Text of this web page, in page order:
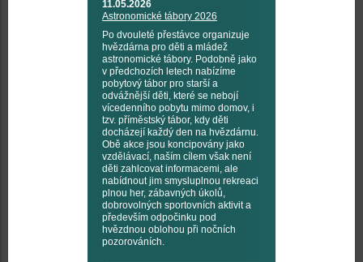
11.05.2026
Astronomické tábory 2026
Po dvouleté přestávce organizuje
hvězdárna pro děti a mládež
astronomické tábory. Podobně jako
v předchozích letech nabízíme
pobytový tábor pro starší a
odvážnější děti, které se nebojí
vícedenního pobytu mimo domov, i
tzv. příměstský tábor, kdy děti
docházejí každý den na hvězdárnu.
Obě akce jsou koncipovány jako
vzdělávací, naším cílem však není
děti zahlcovat informacemi, ale
nabídnout jim smysluplnou rekreaci
plnou her, zábavných úkolů,
dobrovolných sportovních aktivit a
především odpočinku pod
hvězdnou oblohou při nočních
pozorováních.